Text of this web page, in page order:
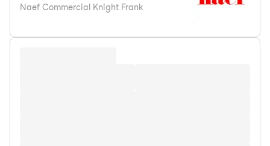
Naef Commercial Knight Frank